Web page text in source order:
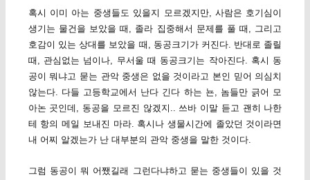
혹시 이미 아는 중생들도 있을지 모르겠지만, 사람은 호기심이
생기는 물건을 보았을 때, 졸라 집중해서 문제를 풀 때, 그리고
호감이 있는 상대를 보았을 때, 동공크기가 커진다. 반대로 졸릴
때, 관심없는 넘이나, 무서울 때 동공크기는 작아진다. 혹시 동
공이 뭐냐고 묻는 관악 중생은 없을 것이라고 본인 믿어 의심치
않는다. 다들 고등학교에서 난다 긴다 하는 뇬, 놈들만 긁어 모
아논 곳인데, 동공을 모르진 않겠지.. 쓰바 이말 듣고 괜히 나한
테 항의 메일 보내진 마라. 혹시나 생물시간에 졸았던 것이라면
내 어찌 알겠는가 난 대부분의 관악 중생을 말한 것이다.
그럼 동공이 뭐 어쨌길래 그런다냐하고 묻는 중생들이 있을 것